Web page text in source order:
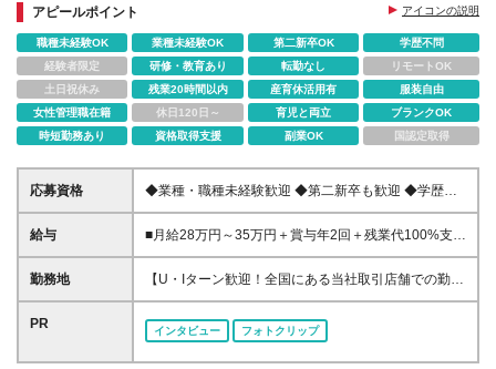
★昇給＆賞与年2回
★SNSを活用した販売促進も♪
★産育休取得率100％
★キャリアパスが豊富
アピールポイント アイコンの説明
職種未経験OK 業種未経験OK 第二新卒OK
学歴不問
経験者限定
研修・教育あり 転勤なし
リモートOK
土日祝休み
残業20時間以内 産育休活用有
服装自由
女性管理職在籍
休日120日～ 育児と両立
ブランクOK
時短勤務あり
資格取得支援 副業OK 国認定取得
応募資格
◆業種・職種未経験歓迎 ◆第二新卒も歓迎 ◆学歴不
問 ≪経験よりも意欲や人物重視で選考します≫ 雑談
ベースの気軽な面談を通じて、納得のいく働き方を一
プ店員になりたい」 「お客様に寄り添った接客がし
たい」など、 あなたの思い描く理想を面接でお聞か
ションが好きな方 ☆人と話すのが好きな方 ☆年齢を
給与
■月給28万円～35万円＋賞与年2回＋残業代100%支給
／SVの場合 ■月給25万円～30万円＋賞与年2回＋残業
代100%支給／店長候補の場合 ■月給23万円～25万円
を考慮のうえ、スタート時の給与を決定します ※2ヶ
勤務地
【U・Iターン歓迎！全国にある当社取引店舗での勤
務】 ★希望勤務地への配属となります ★基本的に担
当店舗（小売店・商業施設）への直行直帰となります
駅チカ／人気エリア／ショッピングモール・アウトレ
ット・百貨店／主要駅から徒歩10分圏内の勤務地も！
PR
インタビュー フォトクリップ